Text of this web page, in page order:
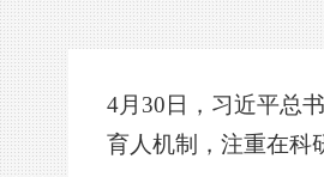
4月30日，习近平总
育人机制，注重在科